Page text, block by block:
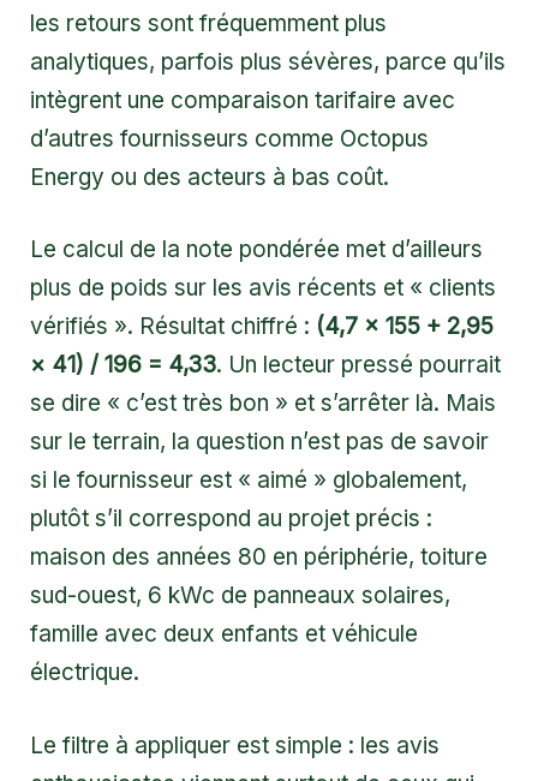
les retours sont fréquemment plus
analytiques, parfois plus sévères, parce qu’ils
intègrent une comparaison tarifaire avec
d’autres fournisseurs comme Octopus
Energy ou des acteurs à bas coût.
Le calcul de la note pondérée met d’ailleurs
plus de poids sur les avis récents et « clients
vérifiés ». Résultat chiffré : (4,7 × 155 + 2,95
× 41) / 196 = 4,33. Un lecteur pressé pourrait
se dire « c’est très bon » et s’arrêter là. Mais
sur le terrain, la question n’est pas de savoir
si le fournisseur est « aimé » globalement,
plutôt s’il correspond au projet précis :
maison des années 80 en périphérie, toiture
sud-ouest, 6 kWc de panneaux solaires,
famille avec deux enfants et véhicule
électrique.
Le filtre à appliquer est simple : les avis